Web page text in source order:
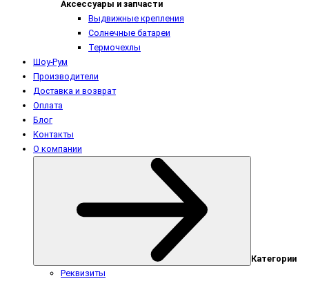
Аксессуары и запчасти
Выдвижные крепления
Солнечные батареи
Термочехлы
Шоу-Рум
Производители
Доставка и возврат
Оплата
Блог
Контакты
О компании
Категории
Реквизиты